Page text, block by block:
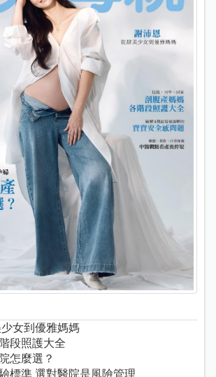
女到優雅媽媽
段照護大全
怎麼選？
標準 選對醫院是風險管理